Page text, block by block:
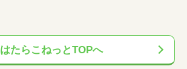
はたらこねっとTOPへ